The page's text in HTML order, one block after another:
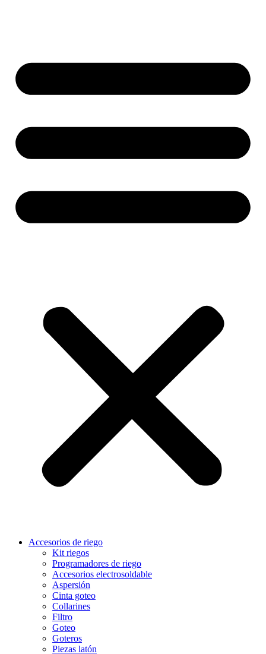
Accesorios de riego
Kit riegos
Programadores de riego
Accesorios electrosoldable
Aspersión
Cinta goteo
Collarines
Filtro
Goteo
Goteros
Piezas latón